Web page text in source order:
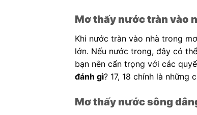
Mơ thấy nước tràn vào
Khi nước tràn vào nhà trong
lớn. Nếu nước trong, đây có
bạn nên cẩn trọng với các
đánh gì? 17, 18 chính là những
Mơ thấy nước sông